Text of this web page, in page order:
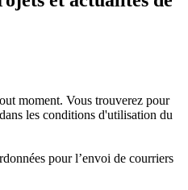
moment. Vous trouverez pour
les conditions d'utilisation du
pour l’envoi de courriers